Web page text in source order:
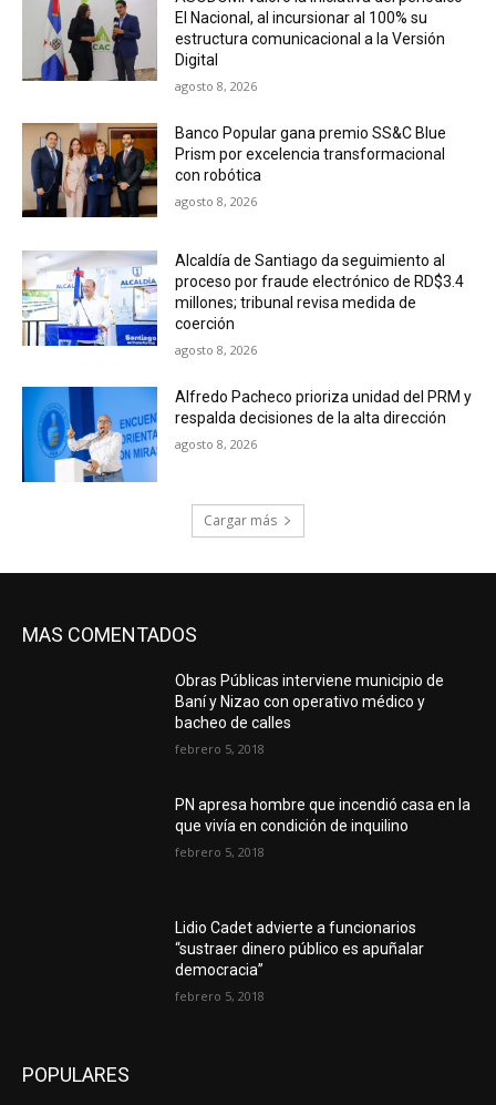
El Nacional, al incursionar al 100% su
estructura comunicacional a la Versión
Digital
agosto 8, 2026
Banco Popular gana premio SS&C Blue
Prism por excelencia transformacional
con robótica
agosto 8, 2026
Alcaldía de Santiago da seguimiento al
proceso por fraude electrónico de RD$3.4
millones; tribunal revisa medida de
coerción
agosto 8, 2026
Alfredo Pacheco prioriza unidad del PRM y
respalda decisiones de la alta dirección
agosto 8, 2026
Cargar más
MAS COMENTADOS
Obras Públicas interviene municipio de
Baní y Nizao con operativo médico y
bacheo de calles
febrero 5, 2018
PN apresa hombre que incendió casa en la
que vivía en condición de inquilino
febrero 5, 2018
Lidio Cadet advierte a funcionarios
“sustraer dinero público es apuñalar
democracia”
febrero 5, 2018
POPULARES